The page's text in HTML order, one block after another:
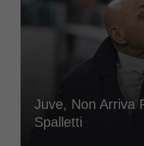
Juve, Non Arriva
Spalletti